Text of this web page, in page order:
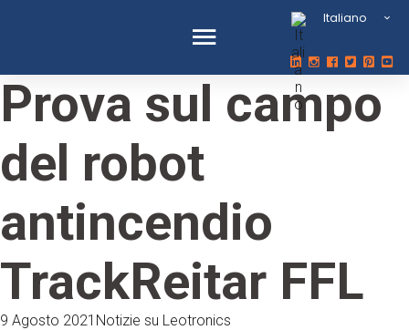
Italiano
Prova sul campo
del robot
antincendio
TrackReitar FFL
9 Agosto 2021 Notizie su Leotronics